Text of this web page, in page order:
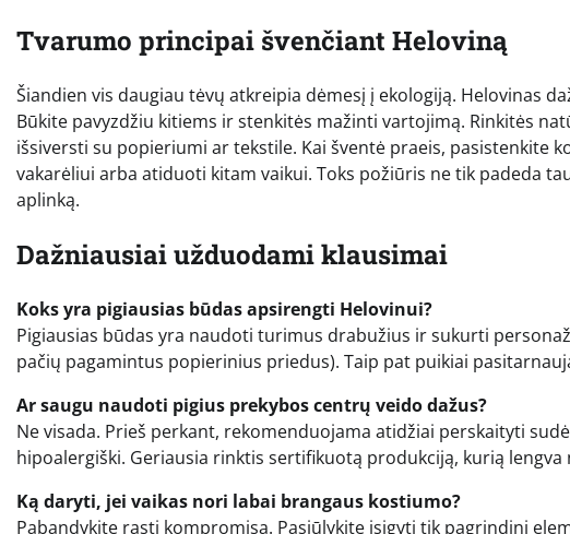
Tvarumo principai švenčiant Heloviną
Šiandien vis daugiau tėvų atkreipia dėmesį į ekologiją. Helovinas
Būkite pavyzdžiu kitiems ir stenkitės mažinti vartojimą. Rinkitės
išsiversti su popieriumi ar tekstile. Kai šventė praeis, pasistenkite
vakarėliui arba atiduoti kitam vaikui. Toks požiūris ne tik padeda
aplinką.
Dažniausiai užduodami klausimai
Koks yra pigiausias būdas apsirengti Helovinui?
Pigiausias būdas yra naudoti turimus drabužius ir sukurti
pačių pagamintus popierinius priedus). Taip pat puikiai
Ar saugu naudoti pigius prekybos centrų veido dažus?
Ne visada. Prieš perkant, rekomenduojama atidžiai perskaityti
hipoalergiški. Geriausia rinktis sertifikuotą produkciją, kurią
Ką daryti, jei vaikas nori labai brangaus kostiumo?
Pabandykite rasti kompromisą. Pasiūlykite įsigyti tik pagrindinį